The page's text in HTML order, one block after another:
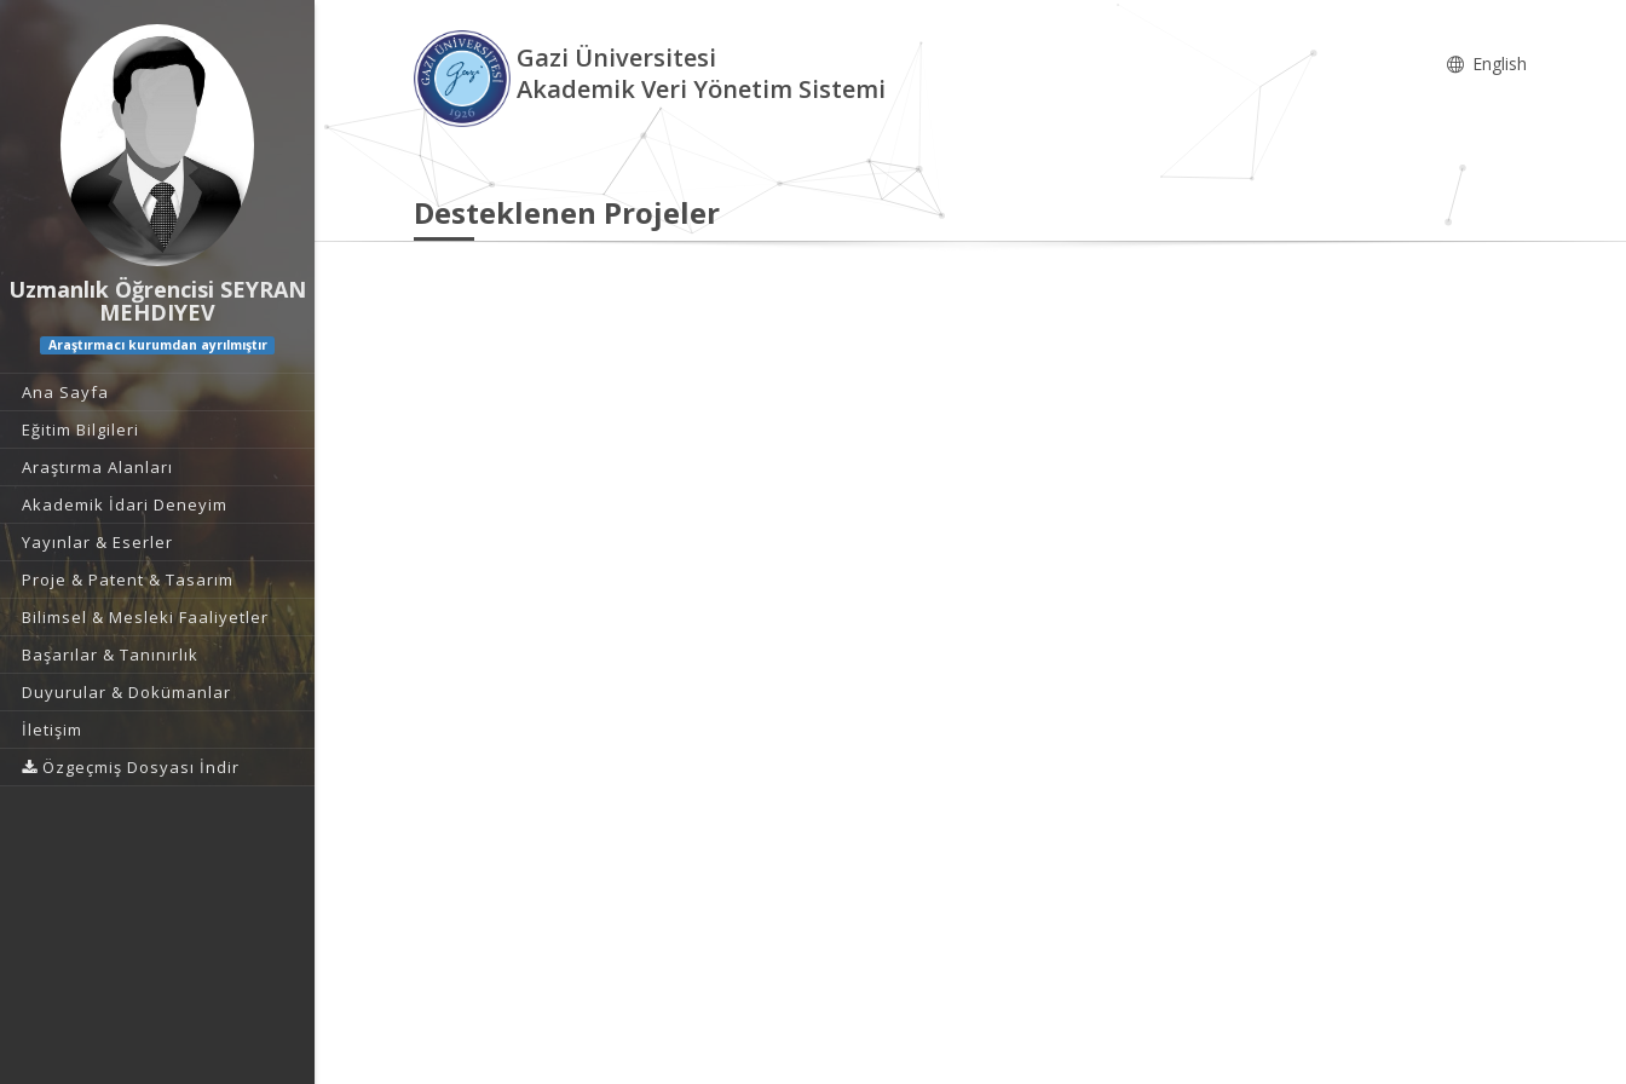
Uzmanlık Öğrencisi SEYRAN
MEHDIYEV
Araştırmacı kurumdan ayrılmıştır
Ana Sayfa
Eğitim Bilgileri
Araştırma Alanları
Akademik İdari Deneyim
Yayınlar & Eserler
Proje & Patent & Tasarım
Bilimsel & Mesleki Faaliyetler
Başarılar & Tanınırlık
Duyurular & Dokümanlar
İletişim
Özgeçmiş Dosyası İndir
Gazi Üniversitesi
Akademik Veri Yönetim Sistemi
English
Desteklenen Projeler